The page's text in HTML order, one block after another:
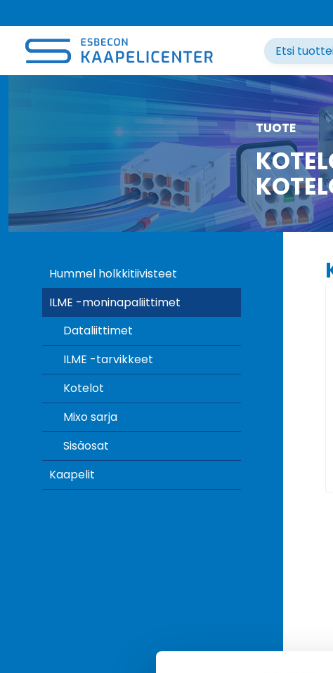
sisältöön
TUOTE
Hummel holkkitiivisteet
ILME -moninapaliittimet
Dataliittimet
ILME -tarvikkeet
Kotelot
Mixo sarja
Sisäosat
Kaapelit